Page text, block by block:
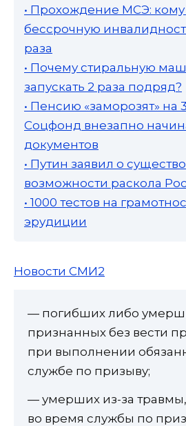
• Прохождение МСЭ:
бессрочную
раза
• Почему стиральную
запускать 2 раза подряд?
• Пенсию «заморозят» на
Соцфонд внезапно
документов
• Путин заявил о
возможности раскола
• 1000 тестов на
эрудиции
Новости СМИ2
— погибших либо
признанных без вести
при выполнении
службе по призыву;
— умерших из-за
во время службы по